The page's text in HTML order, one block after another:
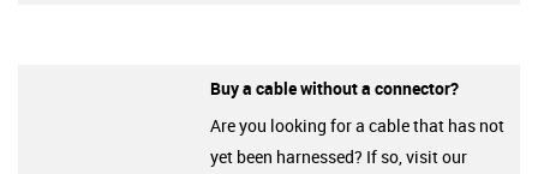
Buy a cable without a connector?
Are you looking for a cable that has not
yet been harnessed? If so, visit our